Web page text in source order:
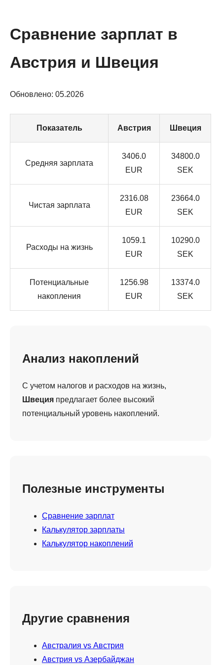
Сравнение зарплат в
Австрия и Швеция
Обновлено: 05.2026
Показатель Австрия Швеция
Средняя зарплата
3406.0
EUR
34800.0
SEK
Чистая зарплата
2316.08
EUR
23664.0
SEK
Расходы на жизнь
1059.1
EUR
10290.0
SEK
Потенциальные
накопления
1256.98
EUR
13374.0
SEK
Анализ накоплений
С учетом налогов и расходов на жизнь,
Швеция предлагает более высокий
потенциальный уровень накоплений.
Полезные инструменты
Сравнение зарплат
Калькулятор зарплаты
Калькулятор накоплений
Другие сравнения
Австралия vs Австрия
Австрия vs Азербайджан